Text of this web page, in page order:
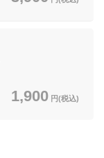
1,900 円(税込)